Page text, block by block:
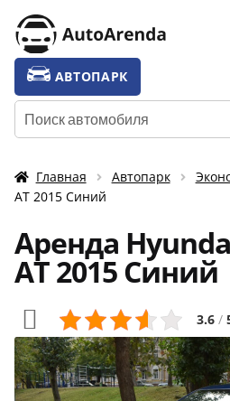
Перейти
к
навигации
Перейти
к
содержимому
УСЛУГИ
ТАРИФЫ
УСЛОВИЯ АРЕНДЫ
АКЦИИ
АВТОПАРК
Искать:
Главная Автопарк
АТ 2015 Синий
Аренда
АТ 2015 Синий
3.6 /